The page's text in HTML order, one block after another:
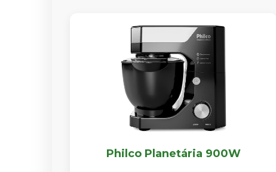
Philco Planetária 900W